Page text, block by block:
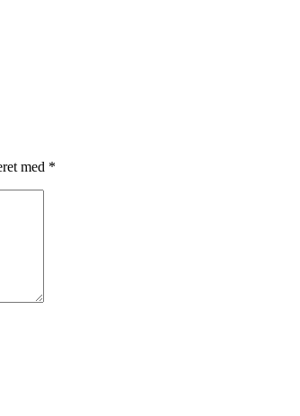
med *